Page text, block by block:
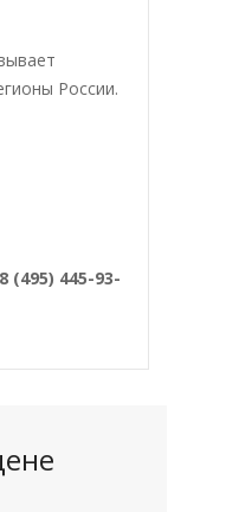
России.
445-93-